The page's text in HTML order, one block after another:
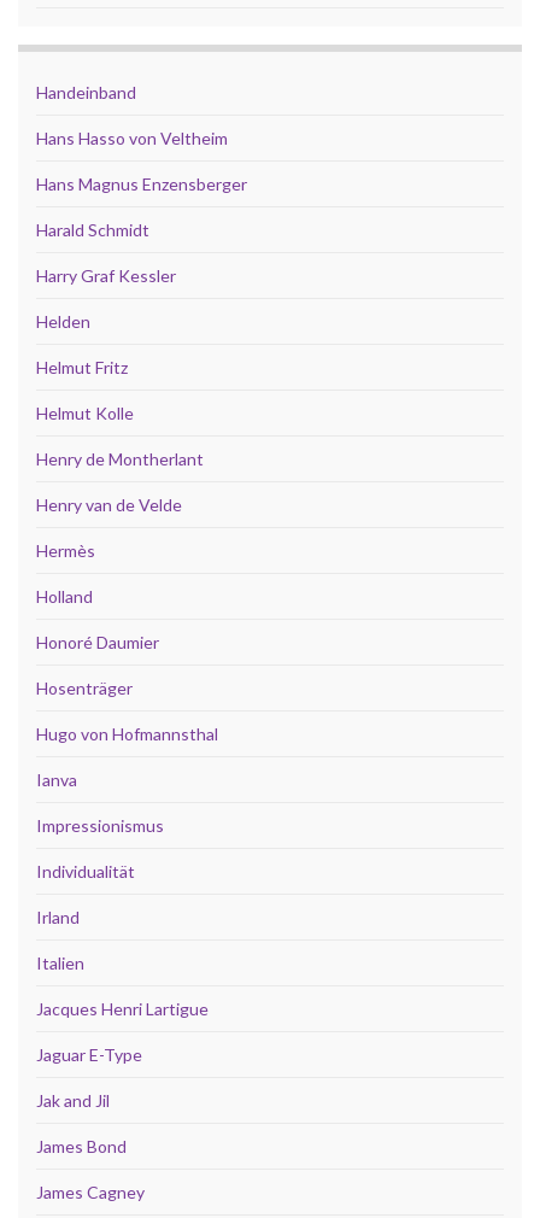
Handeinband
Hans Hasso von Veltheim
Hans Magnus Enzensberger
Harald Schmidt
Harry Graf Kessler
Helden
Helmut Fritz
Helmut Kolle
Henry de Montherlant
Henry van de Velde
Hermès
Holland
Honoré Daumier
Hosenträger
Hugo von Hofmannsthal
Ianva
Impressionismus
Individualität
Irland
Italien
Jacques Henri Lartigue
Jaguar E-Type
Jak and Jil
James Bond
James Cagney